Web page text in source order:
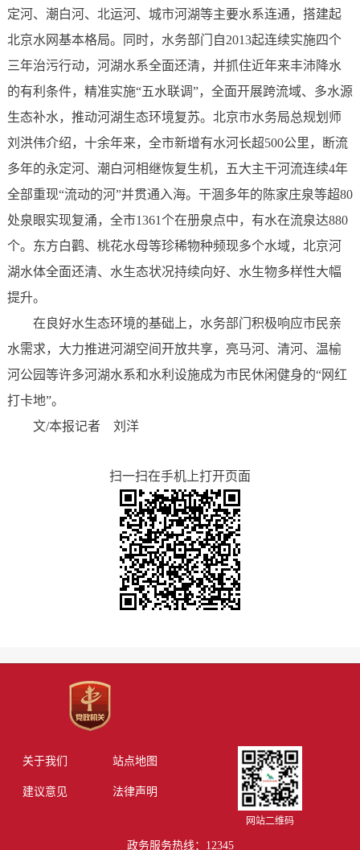
定河、潮白河、北运河、城市河湖等主要水系连通，搭建起
北京水网基本格局。同时，水务部门自2013起连续实施四个
三年治污行动，河湖水系全面还清，并抓住近年来丰沛降水
的有利条件，精准实施“五水联调”，全面开展跨流域、多水源
生态补水，推动河湖生态环境复苏。北京市水务局总规划师
刘洪伟介绍，十余年来，全市新增有水河长超500公里，断流
多年的永定河、潮白河相继恢复生机，五大主干河流连续4年
全部重现“流动的河”并贯通入海。干涸多年的陈家庄泉等超80
处泉眼实现复涌，全市1361个在册泉点中，有水在流泉达880
个。东方白鹳、桃花水母等珍稀物种频现多个水域，北京河
湖水体全面还清、水生态状况持续向好、水生物多样性大幅
提升。
在良好水生态环境的基础上，水务部门积极响应市民亲
水需求，大力推进河湖空间开放共享，亮马河、清河、温榆
河公园等许多河湖水系和水利设施成为市民休闲健身的“网红
打卡地”。
文/本报记者 刘洋
扫一扫在手机上打开页面
关于我们 站点地图
建议意见 法律声明
网站二维码
政务服务热线：12345